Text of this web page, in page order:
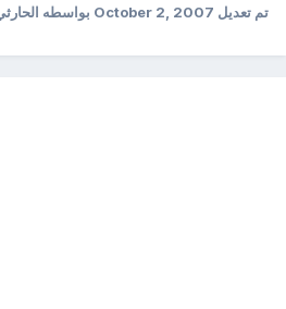
تم تعديل October 2, 2007بواسطه الحارثي